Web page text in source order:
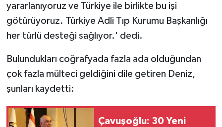
yararlanıyoruz ve Türkiye ile birlikte bu işi
götürüyoruz. Türkiye Adli Tıp Kurumu Başkanlığı
her türlü desteği sağlıyor.' dedi.
Bulundukları coğrafyada fazla ada olduğundan
çok fazla mülteci geldiğini dile getiren Deniz,
şunları kaydetti:
Çavuşoğlu: 30 Yeni